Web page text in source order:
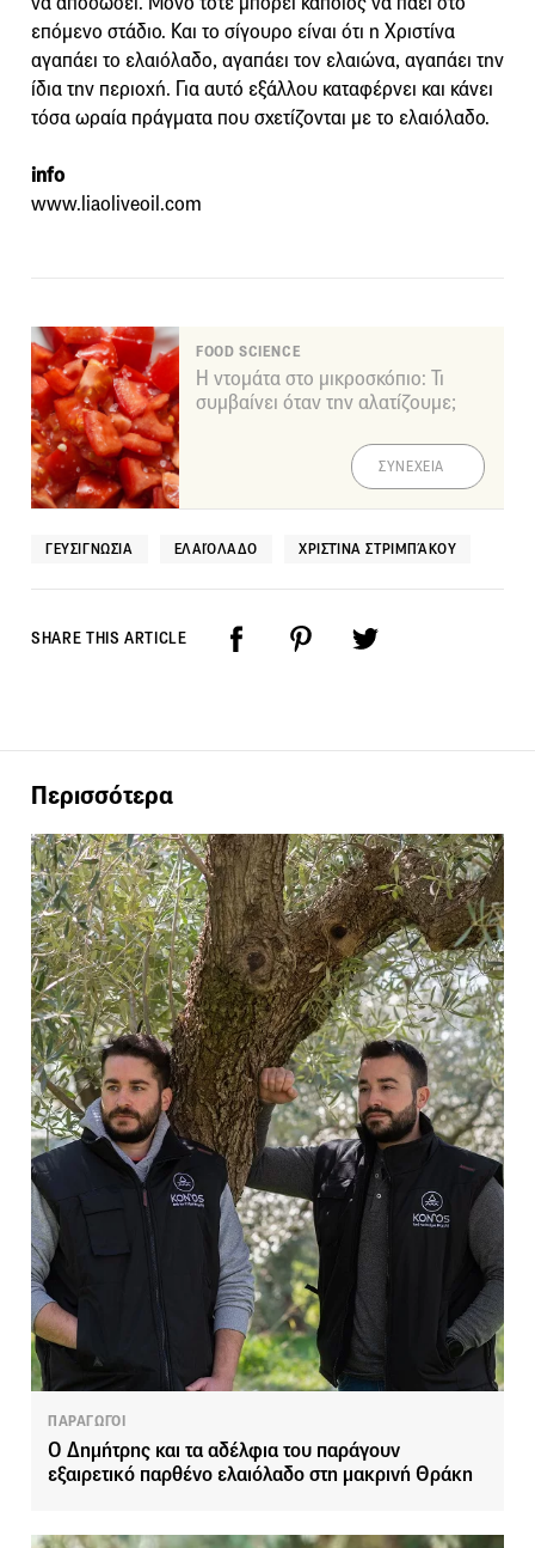
επόμενο στάδιο. Και το σίγουρο είναι ότι η Χριστίνα
αγαπάει το ελαιόλαδο, αγαπάει τον ελαιώνα, αγαπάει την
ίδια την περιοχή. Για αυτό εξάλλου καταφέρνει και κάνει
τόσα ωραία πράγματα που σχετίζονται με το ελαιόλαδο.
info
www.liaoliveoil.com
FOOD SCIENCE
Η ντομάτα στο μικροσκόπιο: Τι
συμβαίνει όταν την αλατίζουμε;
ΣΥΝΕΧΕΙΑ
ΓΕΥΣΙΓΝΩΣΊΑ ΕΛΑΙΌΛΑΔΟ ΧΡΙΣΤΊΝΑ ΣΤΡΙΜΠΆΚΟΥ
SHARE THIS ARTICLE
Περισσότερα
ΠΑΡΑΓΩΓΟΙ
Ο Δημήτρης και τα αδέλφια του παράγουν
εξαιρετικό παρθένο ελαιόλαδο στη μακρινή Θράκη